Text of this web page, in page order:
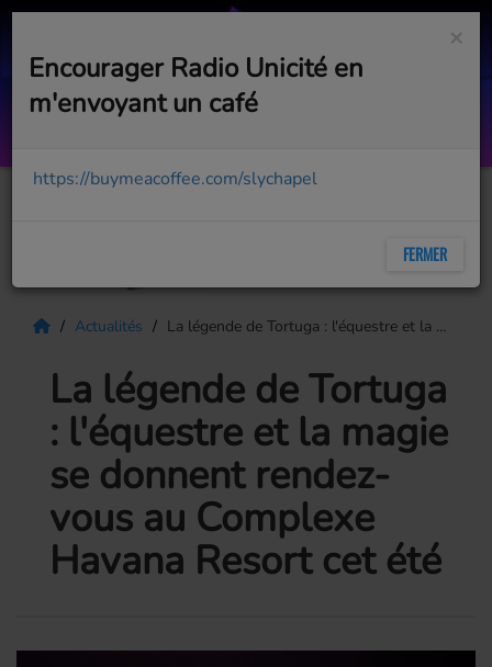
The Cuckoo's Nest Radio #159
Actualités La légende de Tortuga : l'équestre et la magie se donnent rendez-vous au Complexe Havana Resort cet été
La légende de Tortuga
: l'équestre et la magie
se donnent rendez-
vous au Complexe
Havana Resort cet été
×
Encourager Radio Unicité en
m'envoyant un café
https://buymeacoffee.com/slychapel
FERMER